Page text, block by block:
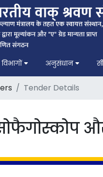
विभागों अनुसंधान
Tender Details